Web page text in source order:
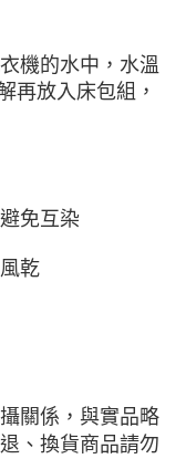
機的水中，水溫
再放入床包組，
免互染
乾
關係，與實品略
、換貨商品請勿